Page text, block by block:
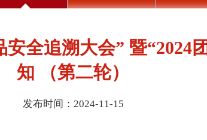
全追溯大会” 暨“2024
知 （第二轮）
发布时间：2024-11-15